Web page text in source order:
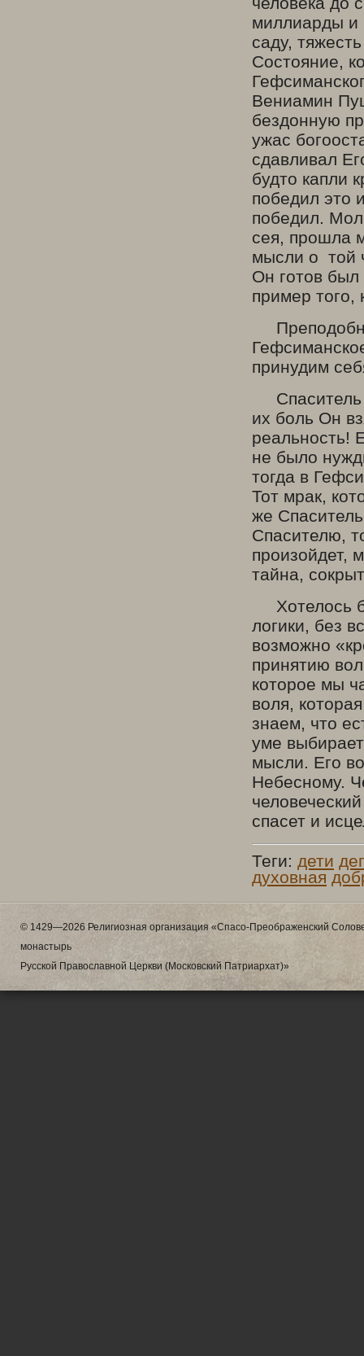
миллиарды и
саду,
Состояние,
Вениамин
бездонную
ужас
сдавливал
будто капли
победил это
победил.
сея, прошла
мысли о той
Он готов
пример
принудим
Спаситель
их боль Он
реальность!
не было
тогда в
Тот мрак,
же
Спасителю,
произойдет,
тайна,
Хотелось
логики, без
возможно
принятию
которое мы
воля,
знаем, что
уме
мысли. Его
Небесному.
спасет и
Теги: дети
духовная
© 1429—2026 Религиозная организация «Спасо-Преображенский
монастырь
Русской Православной Церкви (Московский Патриархат)»